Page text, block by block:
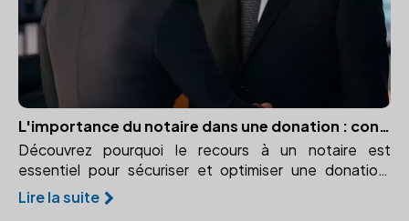
L'importance du notaire dans une donation : conseils et sécurité
Découvrez pourquoi le recours à un notaire est
essentiel pour sécuriser et optimiser une donation.
Apprenez-en plus sur l'accompagnement juridique et
l'enregistrement des actes.
Lire la suite